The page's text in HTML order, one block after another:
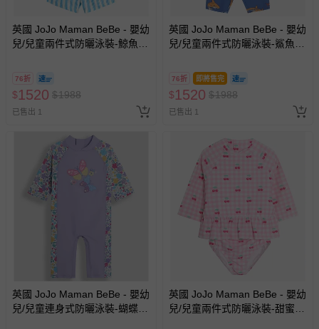
英國 JoJo Maman BeBe - 嬰幼
兒/兒童兩件式防曬泳裝-鯨魚玩
76折
$1520 $1988
已售出 1
英國 JoJo Maman BeBe - 嬰幼
兒/兒童兩件式防曬泳裝-鯊魚戲
76折 即將售完
$1520 $1988
已售出 1
英國 JoJo Maman BeBe - 嬰幼
兒/兒童連身式防曬泳裝-蝴蝶翩
英國 JoJo Maman BeBe - 嬰幼
兒/兒童兩件式防曬泳裝-甜蜜櫻